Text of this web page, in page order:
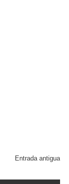
Entrada antigua